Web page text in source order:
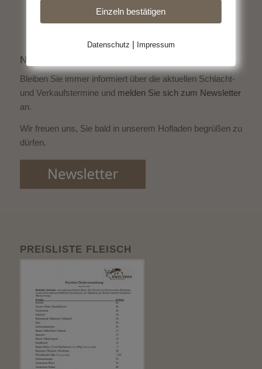
NEWSLETTER
Bleiben Sie immer informiert über die aktuellen Schlacht-
und Verkaufstermine und melden Sie sich zum Newsletter
an.
Wir freuen uns, Sie bald in unserem Hofladen begrüßen zu
dürfen.
PREISLISTE FLEISCH
Einzeln bestätigen
Datenschutz | Impressum